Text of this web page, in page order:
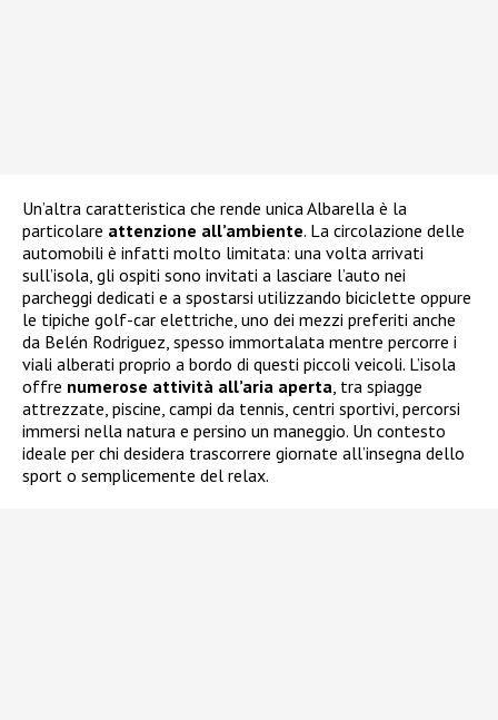
Un’altra caratteristica che rende unica Albarella è la
particolare attenzione all’ambiente. La circolazione delle
automobili è infatti molto limitata: una volta arrivati
sull’isola, gli ospiti sono invitati a lasciare l’auto nei
parcheggi dedicati e a spostarsi utilizzando biciclette oppure
le tipiche golf-car elettriche, uno dei mezzi preferiti anche
da Belén Rodriguez, spesso immortalata mentre percorre i
viali alberati proprio a bordo di questi piccoli veicoli. L’isola
offre numerose attività all’aria aperta, tra spiagge
attrezzate, piscine, campi da tennis, centri sportivi, percorsi
immersi nella natura e persino un maneggio. Un contesto
ideale per chi desidera trascorrere giornate all’insegna dello
sport o semplicemente del relax.